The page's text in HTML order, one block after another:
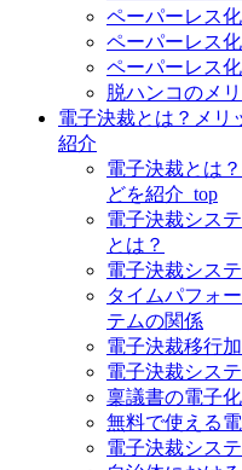
ペーパーレス
ペーパーレス
ペーパーレス
脱ハンコのメ
電子決裁とは？メリ
紹介
電子決裁とは
どを紹介_top
電子決裁シス
とは？
電子決裁シス
タイムパフォ
テムの関係
電子決裁移行
電子決裁シス
稟議書の電子化
無料で使える
電子決裁シス